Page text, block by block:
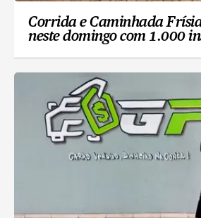
Corrida e Caminhada
neste domingo com 1.000